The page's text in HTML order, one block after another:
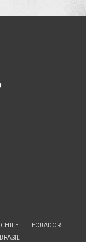
CHILE
BRASIL
ECUADOR